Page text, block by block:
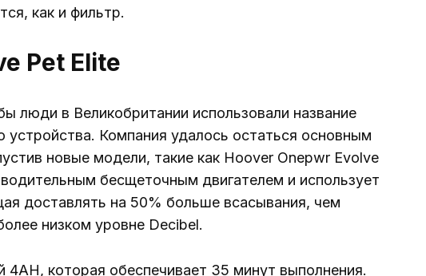
как и фильтр.
Pet Elite
люди в Великобритании использовали название
устройства. Компания удалось остаться основным
новые модели, такие как Hoover Onepwr Evolve
бесщеточным двигателем и использует
доставлять на 50% больше всасывания, чем
низком уровне Decibel.
4AH, которая обеспечивает 35 минут выполнения.